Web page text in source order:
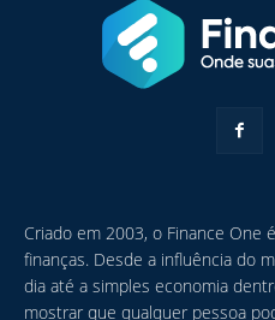
Criado em 2003, o Finance One
finanças. Desde a influência do
dia até a simples economia
mostrar que qualquer pessoa